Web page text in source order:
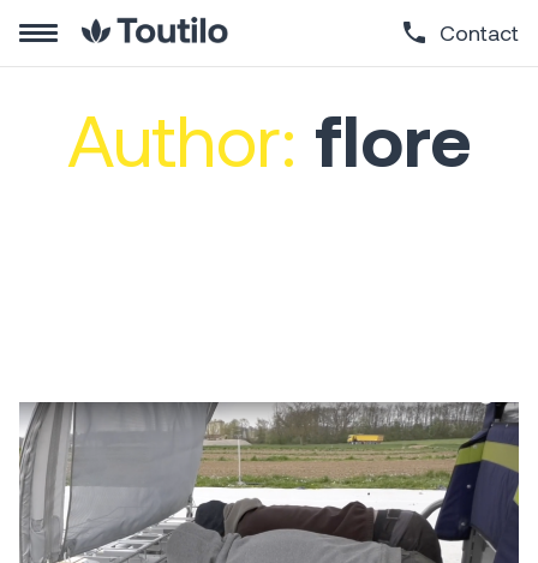
Contact
Author: flore